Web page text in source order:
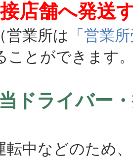
店舗へ発送
業所は 「営業
ことができます
当ドライバー
中などのため